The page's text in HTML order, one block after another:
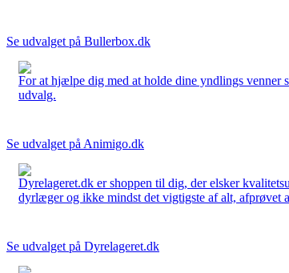
Se udvalget på Bullerbox.dk
For at hjælpe dig med at holde dine yndlings venner
udvalg.
Se udvalget på Animigo.dk
Dyrelageret.dk er shoppen til dig, der elsker
dyrlæger og ikke mindst det vigtigste af alt, afprøvet
Se udvalget på Dyrelageret.dk